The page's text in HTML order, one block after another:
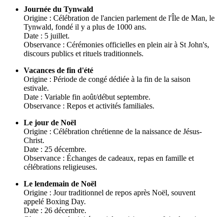
Journée du Tynwald
Origine : Célébration de l'ancien parlement de l'Île de Man, le
Tynwald, fondé il y a plus de 1000 ans.
Date : 5 juillet.
Observance : Cérémonies officielles en plein air à St John's,
discours publics et rituels traditionnels.
Vacances de fin d'été
Origine : Période de congé dédiée à la fin de la saison
estivale.
Date : Variable fin août/début septembre.
Observance : Repos et activités familiales.
Le jour de Noël
Origine : Célébration chrétienne de la naissance de Jésus-
Christ.
Date : 25 décembre.
Observance : Échanges de cadeaux, repas en famille et
célébrations religieuses.
Le lendemain de Noël
Origine : Jour traditionnel de repos après Noël, souvent
appelé Boxing Day.
Date : 26 décembre.